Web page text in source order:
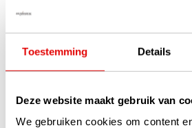
Toestemming Details
Deze website maakt gebruik van
We gebruiken cookies om content
stijlvol uitgevoerd in zwart-
€215,00
1